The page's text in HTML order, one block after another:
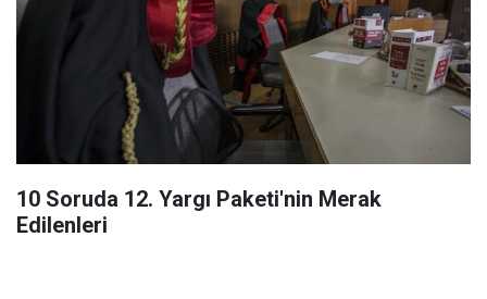
10 Soruda 12. Yargı Paketi'nin Merak
Edilenleri